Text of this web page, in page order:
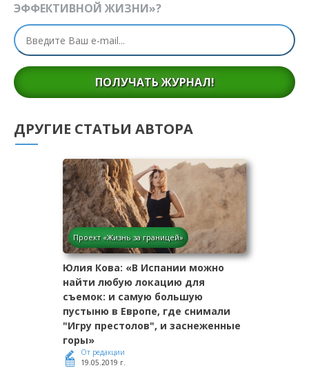
ЭФФЕКТИВНОЙ ЖИЗНИ»?
ПОЛУЧАТЬ ЖУРНАЛ!
ДРУГИЕ СТАТЬИ АВТОРА
Проект «Жизнь за границей»
Юлия Кова: «В Испании можно
найти любую локацию для
съемок: и самую большую
пустыню в Европе, где снимали
"Игру престолов", и заснеженные
горы»
От редакции
19.05.2019 г.